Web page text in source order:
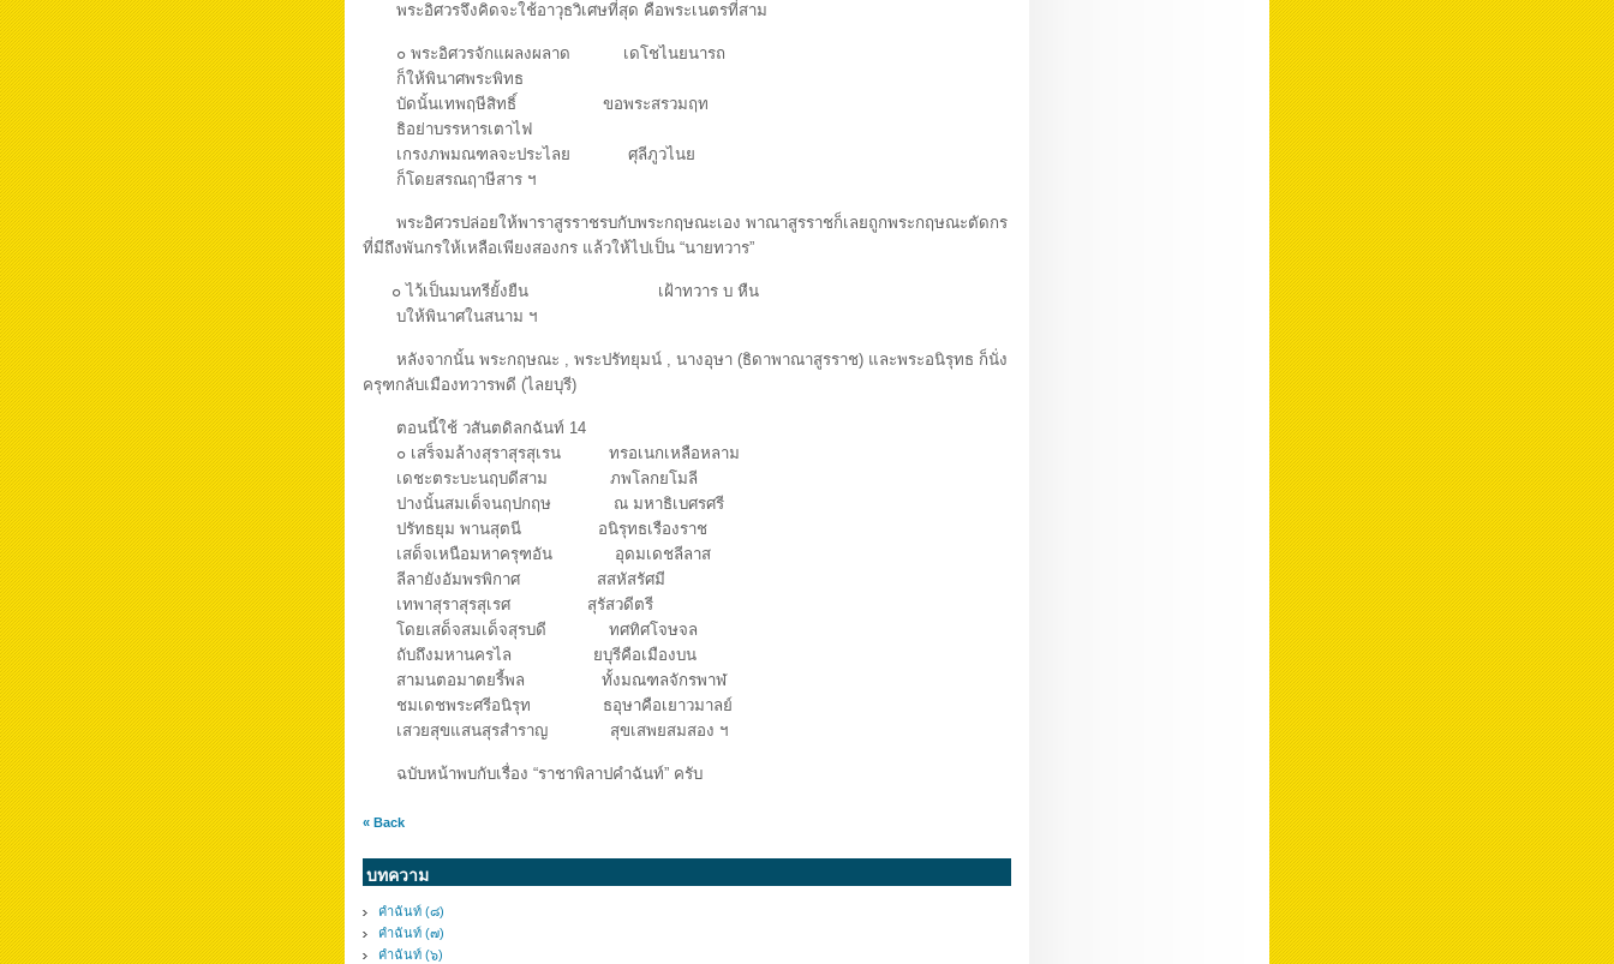
พระอิศวรจึงคิดจะใช้อาวุธวิเศษที่สุด คือพระเนตรที่สาม
๐ พระอิศวรจักแผลงผลาด เดโชไนยนารถ
ก็ให้พินาศพระพิทธ
บัดนั้นเทพฤษีสิทธิ์ ขอพระสรวมฤท
ธิอย่าบรรหารเตาไฟ
เกรงภพมณฑลจะประไลย ศุลีภูวไนย
ก็โดยสรณฤาษีสาร ฯ
พระอิศวรปล่อยให้พาราสูรราชรบกับพระกฤษณะเอง พาณาสูรราชก็เลยถูกพระกฤษณะตัดกร
ที่มีถึงพันกรให้เหลือเพียงสองกร แล้วให้ไปเป็น “นายทวาร”
๐ ไว้เป็นมนทรียั้งยืน เฝ้าทวาร บ หืน
บให้พินาศในสนาม ฯ
หลังจากนั้น พระกฤษณะ , พระปรัทยุมน์ , นางอุษา (ธิดาพาณาสูรราช) และพระอนิรุทธ ก็นั่ง
ครุฑกลับเมืองทวารพดี (ไลยบุรี)
ตอนนี้ใช้ วสันตดิลกฉันท์ 14
๐ เสร็จมล้างสุราสุรสุเรน ทรอเนกเหลือหลาม
เดชะตระบะนฤบดีสาม ภพโลกยโมลี
ปางนั้นสมเด็จนฤปกฤษ ณ มหาธิเบศรศรี
ปรัทธยุม พานสุตนี อนิรุทธเรืองราช
เสด็จเหนือมหาครุฑอัน อุดมเดชลีลาส
ลีลายังอัมพรพิกาศ สสหัสรัศมี
เทพาสุราสุรสุเรศ สุรัสวดีตรี
โดยเสด็จสมเด็จสุรบดี ทศทิศโจษจล
ถับถึงมหานครไล ยบุรีคือเมืองบน
สามนตอมาตยรี้พล ทั้งมณฑลจักรพาฬ
ชมเดชพระศรีอนิรุท ธอุษาคือเยาวมาลย์
เสวยสุขแสนสุรสำราญ สุขเสพยสมสอง ฯ
ฉบับหน้าพบกับเรื่อง “ราชาพิลาปคำฉันท์” ครับ
« Back
บทความ
คำฉันท์ (๘)
คำฉันท์ (๗)
คำฉันท์ (๖)